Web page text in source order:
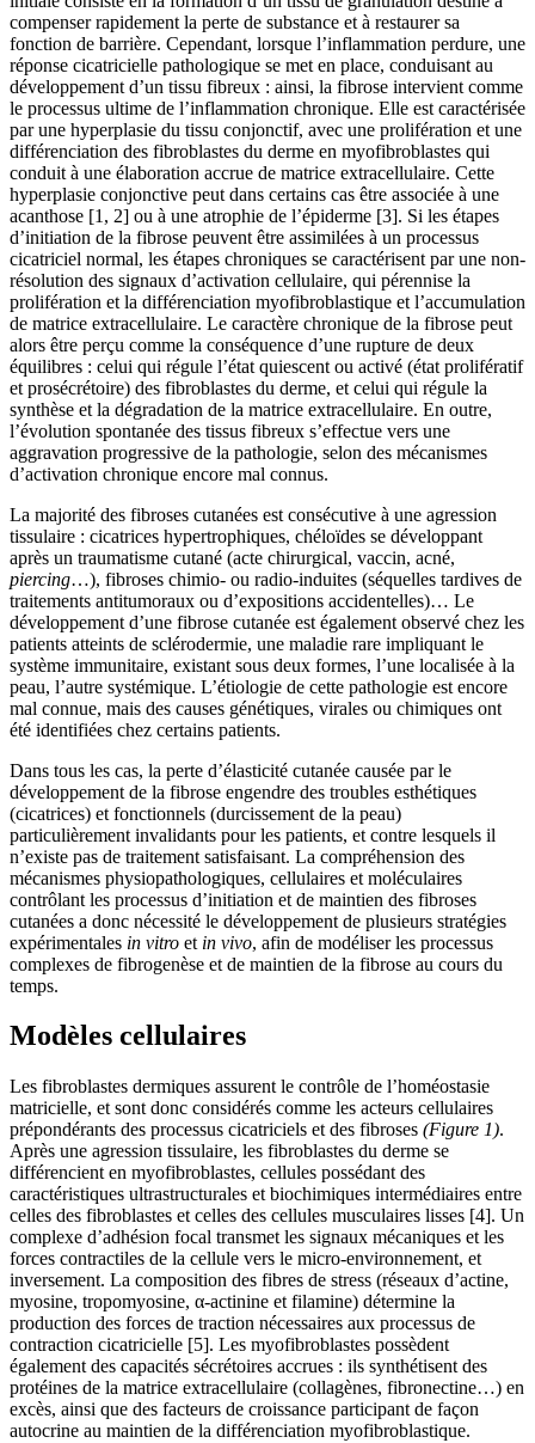
compenser rapidement la perte de substance et à restaurer sa
fonction de barrière. Cependant, lorsque l’inflammation perdure, une
réponse cicatricielle pathologique se met en place, conduisant au
développement d’un tissu fibreux : ainsi, la fibrose intervient comme
le processus ultime de l’inflammation chronique. Elle est caractérisée
par une hyperplasie du tissu conjonctif, avec une prolifération et une
différenciation des fibroblastes du derme en myofibroblastes qui
conduit à une élaboration accrue de matrice extracellulaire. Cette
hyperplasie conjonctive peut dans certains cas être associée à une
acanthose [1, 2] ou à une atrophie de l’épiderme [3]. Si les étapes
d’initiation de la fibrose peuvent être assimilées à un processus
cicatriciel normal, les étapes chroniques se caractérisent par une non-
résolution des signaux d’activation cellulaire, qui pérennise la
prolifération et la différenciation myofibroblastique et l’accumulation
de matrice extracellulaire. Le caractère chronique de la fibrose peut
alors être perçu comme la conséquence d’une rupture de deux
équilibres : celui qui régule l’état quiescent ou activé (état prolifératif
et prosécrétoire) des fibroblastes du derme, et celui qui régule la
synthèse et la dégradation de la matrice extracellulaire. En outre,
l’évolution spontanée des tissus fibreux s’effectue vers une
aggravation progressive de la pathologie, selon des mécanismes
d’activation chronique encore mal connus.
La majorité des fibroses cutanées est consécutive à une agression
tissulaire : cicatrices hypertrophiques, chéloïdes se développant
après un traumatisme cutané (acte chirurgical, vaccin, acné,
piercing…), fibroses chimio- ou radio-induites (séquelles tardives de
traitements antitumoraux ou d’expositions accidentelles)… Le
développement d’une fibrose cutanée est également observé chez les
patients atteints de sclérodermie, une maladie rare impliquant le
système immunitaire, existant sous deux formes, l’une localisée à la
peau, l’autre systémique. L’étiologie de cette pathologie est encore
mal connue, mais des causes génétiques, virales ou chimiques ont
été identifiées chez certains patients.
Dans tous les cas, la perte d’élasticité cutanée causée par le
développement de la fibrose engendre des troubles esthétiques
(cicatrices) et fonctionnels (durcissement de la peau)
particulièrement invalidants pour les patients, et contre lesquels il
n’existe pas de traitement satisfaisant. La compréhension des
mécanismes physiopathologiques, cellulaires et moléculaires
contrôlant les processus d’initiation et de maintien des fibroses
cutanées a donc nécessité le développement de plusieurs stratégies
expérimentales in vitro et in vivo, afin de modéliser les processus
complexes de fibrogenèse et de maintien de la fibrose au cours du
temps.
Modèles cellulaires
Les fibroblastes dermiques assurent le contrôle de l’homéostasie
matricielle, et sont donc considérés comme les acteurs cellulaires
prépondérants des processus cicatriciels et des fibroses (Figure 1).
Après une agression tissulaire, les fibroblastes du derme se
différencient en myofibroblastes, cellules possédant des
caractéristiques ultrastructurales et biochimiques intermédiaires entre
celles des fibroblastes et celles des cellules musculaires lisses [4]. Un
complexe d’adhésion focal transmet les signaux mécaniques et les
forces contractiles de la cellule vers le micro-environnement, et
inversement. La composition des fibres de stress (réseaux d’actine,
myosine, tropomyosine, α-actinine et filamine) détermine la
production des forces de traction nécessaires aux processus de
contraction cicatricielle [5]. Les myofibroblastes possèdent
également des capacités sécrétoires accrues : ils synthétisent des
protéines de la matrice extracellulaire (collagènes, fibronectine…) en
excès, ainsi que des facteurs de croissance participant de façon
autocrine au maintien de la différenciation myofibroblastique.